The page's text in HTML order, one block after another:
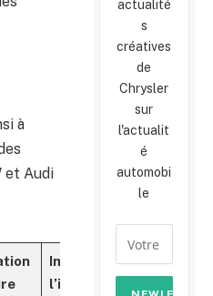
à
et Audi
Impact sur
l’industrie
actualité
s
créatives
de
Chrysler
sur
l'actualit
é
automobi
le